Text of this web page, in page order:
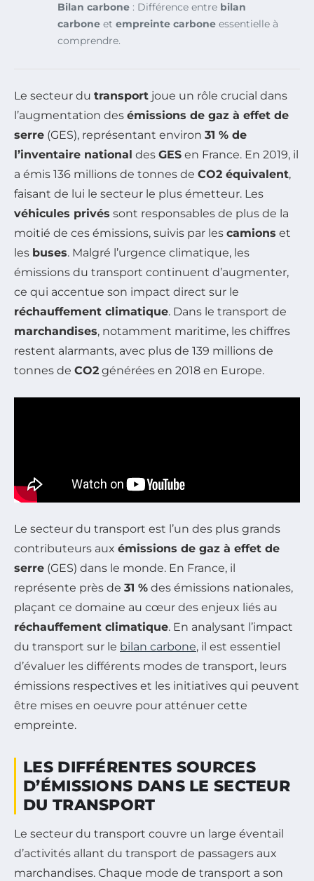
Bilan carbone : Différence entre bilan
carbone et empreinte carbone essentielle à
comprendre.
Le secteur du transport joue un rôle crucial dans
l’augmentation des émissions de gaz à effet de
serre (GES), représentant environ 31 % de
l’inventaire national des GES en France. En 2019, il
a émis 136 millions de tonnes de CO2 équivalent,
faisant de lui le secteur le plus émetteur. Les
véhicules privés sont responsables de plus de la
moitié de ces émissions, suivis par les camions et
les buses. Malgré l’urgence climatique, les
émissions du transport continuent d’augmenter,
ce qui accentue son impact direct sur le
réchauffement climatique. Dans le transport de
marchandises, notamment maritime, les chiffres
restent alarmants, avec plus de 139 millions de
tonnes de CO2 générées en 2018 en Europe.
Le secteur du transport est l’un des plus grands
contributeurs aux émissions de gaz à effet de
serre (GES) dans le monde. En France, il
représente près de 31 % des émissions nationales,
plaçant ce domaine au cœur des enjeux liés au
réchauffement climatique. En analysant l’impact
du transport sur le bilan carbone, il est essentiel
d’évaluer les différents modes de transport, leurs
émissions respectives et les initiatives qui peuvent
être mises en oeuvre pour atténuer cette
empreinte.
LES DIFFÉRENTES SOURCES
D’ÉMISSIONS DANS LE SECTEUR
DU TRANSPORT
Le secteur du transport couvre un large éventail
d’activités allant du transport de passagers aux
marchandises. Chaque mode de transport a son